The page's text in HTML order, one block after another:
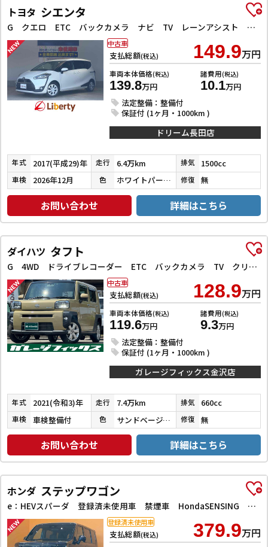
トヨタ シエンタ
G クエロ ETC バックカメラ ナビ TV レーンアシスト 衝突被害軽減システム 両側電動スライドドア オートマチックハイビーム オートライト LEDヘッドランプ スマートキー アイドリングストップ
支払総額(税込) 149.9万円
車両本体価格(税込)
139.8万円
諸費用(税込)
10.1万円
法定整備：整備付
保証付 (1ヶ月・1000km )
中古車
ドリーム長田店
年式 2017(平成29)年 走行 6.4万km 排気 1500cc
車検 2026年12月 色 ホワイトパールクリスタルシャイン 修復 無
お問い合わせ 詳細はこちら
ダイハツ タフト
G 4WD ドライブレコーダー ETC バックカメラ TV クリアランスソナー レーンアシスト 衝突被害軽減システム オートライト LEDヘッドランプ ヘッドライトウォッシャー スマートキー
支払総額(税込) 128.9万円
車両本体価格(税込)
119.6万円
諸費用(税込)
9.3万円
法定整備：整備付
保証付 (1ヶ月・1000km )
中古車
ガレージフィックス金沢店
年式 2021(令和3)年 走行 7.4万km 排気 660cc
車検 車検整備付 色 サンドベージュメタリック 修復 無
お問い合わせ 詳細はこちら
ホンダ ステップワゴン
e：HEVスパーダ 登録済未使用車 禁煙車 HondaSENSING 両側自動ドア アダプティブクルーズコントロール 電子パーキング パワーバックドア アダプティブクルーズコントロール ブラインドスポットモニター
支払総額(税込) 379.9万円
登録済未使用車